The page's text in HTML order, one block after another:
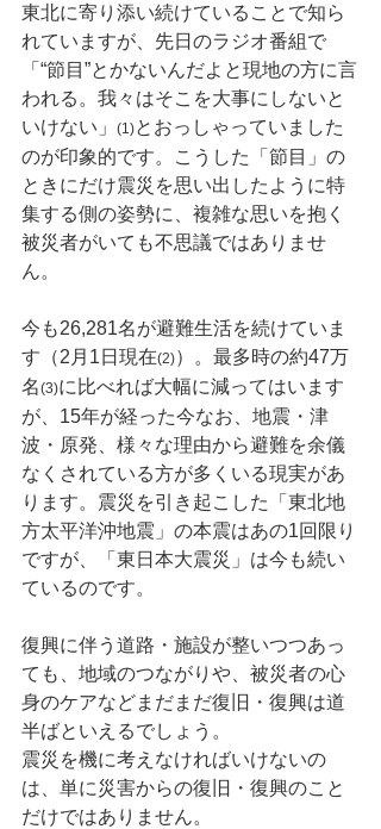
東北に寄り添い続けていることで知ら
れていますが、先日のラジオ番組で
「“節目”とかないんだよと現地の方に言
われる。我々はそこを大事にしないと
いけない」
(1)とおっしゃっていました
のが印象的です。こうした「節目」の
ときにだけ震災を思い出したように特
集する側の姿勢に、複雑な思いを抱く
被災者がいても不思議ではありませ
ん。
今も26,281名が避難生活を続けていま
す（2月1日現在(2)）。最多時の約47万
名(3)に比べれば大幅に減ってはいます
が、15年が経った今なお、地震・津
波・原発、様々な理由から避難を余儀
なくされている方が多くいる現実があ
ります。震災を引き起こした「東北地
方太平洋沖地震」の本震はあの1回限り
ですが、「東日本大震災」は今も続い
ているのです。
復興に伴う道路・施設が整いつつあっ
ても、地域のつながりや、被災者の心
身のケアなどまだまだ復旧・復興は道
半ばといえるでしょう。
震災を機に考えなければいけないの
は、単に災害からの復旧・復興のこと
だけではありません。